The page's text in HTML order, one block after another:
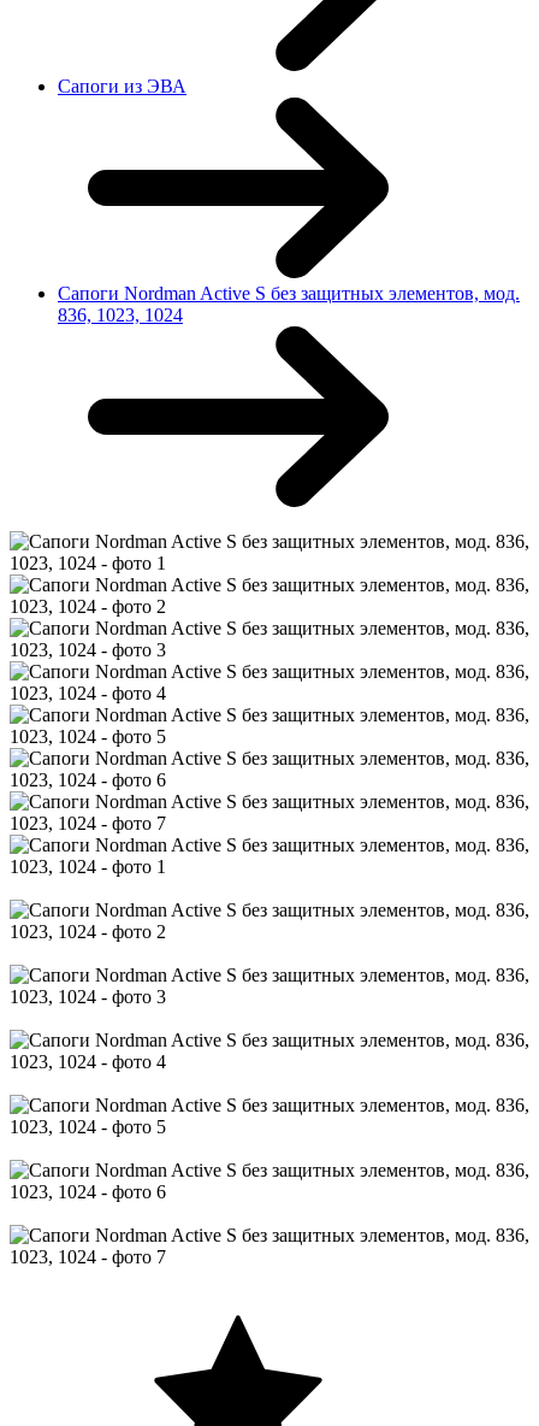
Сапоги из ЭВА
Сапоги Nordman Active S без защитных элементов, мод.
836, 1023, 1024